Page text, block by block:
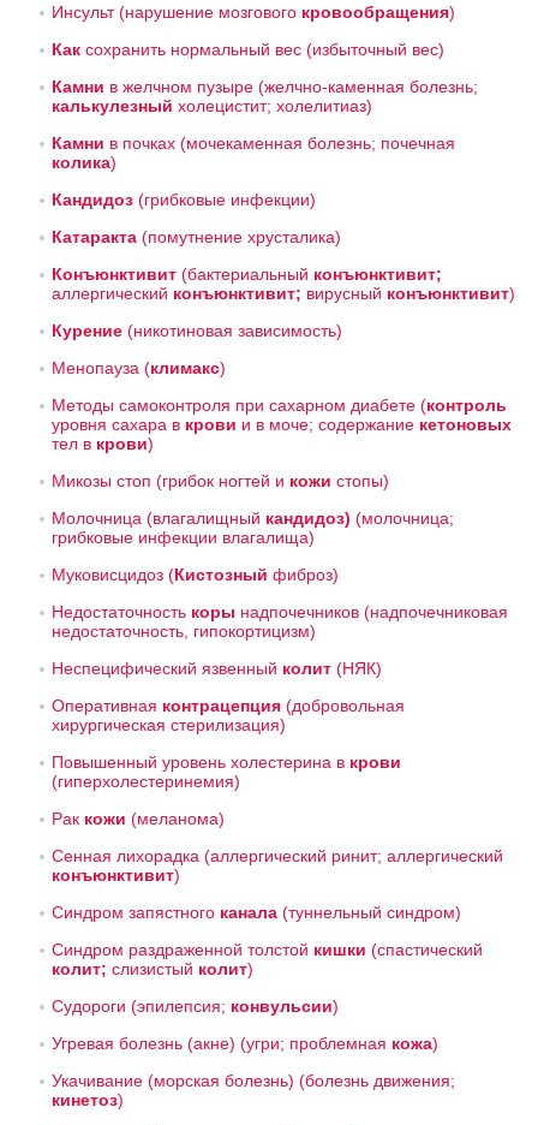
Инсульт(нарушение мозгового кровообращения)
Как сохранить нормальный вес (избыточный вес)
Камни в желчном пузыре (желчно-каменная болезнь;
калькулезный холецистит; холелитиаз)
Камни в почках (мочекаменная болезнь; почечная
колика)
Кандидоз (грибковые инфекции)
Катаракта (помутнение хрусталика)
Конъюнктивит (бактериальный конъюнктивит;
аллергический конъюнктивит; вирусный конъюнктивит)
Курение (никотиновая зависимость)
Менопауза (климакс)
Методы самоконтроля при сахарном диабете (контроль
уровня сахара в крови и в моче; содержание кетоновых
тел в крови)
Микозы стоп (грибок ногтей и кожи стопы)
Молочница (влагалищный кандидоз) (молочница;
грибковые инфекции влагалища)
Муковисцидоз (Кистозный фиброз)
Недостаточность коры надпочечников (надпочечниковая
недостаточность, гипокортицизм)
Неспецифический язвенный колит (НЯК)
Оперативная контрацепция (добровольная
хирургическая стерилизация)
Повышенный уровень холестерина в крови
(гиперхолестеринемия)
Рак кожи (меланома)
Сенная лихорадка (аллергический ринит; аллергический
конъюнктивит)
Синдром запястного канала (туннельный синдром)
Синдром раздраженной толстой кишки (спастический
колит; слизистый колит)
Судороги (эпилепсия; конвульсии)
Угревая болезнь (акне) (угри; проблемная кожа)
Укачивание (морская болезнь) (болезнь движения;
кинетоз)